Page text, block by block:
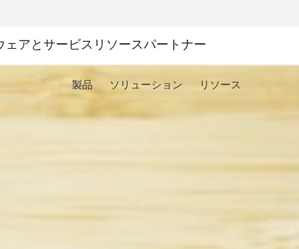
ェアとサービス リソースパートナー
製品 ソリューション リソース